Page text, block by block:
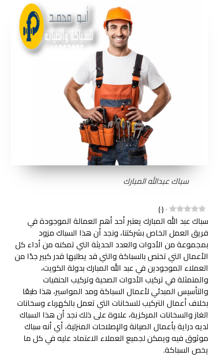
سباك عبدالله المبارك
٠(٠)
سباك عبد الله المبارك يعتبر أحد أهم العمالة الموجودة في
فريق العمل الخاص بشركتنا، ونجد أن هذا السباك مزود
بمجموعة من الأدوات والعدد الحديثة التي تمكنه من أداء كل
الأعمال التي تختص بالسباكة والتي قد يطلبها قدر كبير جدًا من
العملاء الموجودين في عبد الله المبارك بدولة الكويت،
والمتمثلة في تركيب الأدوات الصحية وتركيب الحنفيات
والتأسيس المبدئي لأعمال السباكة ومد المواسير، هذا طبعًا
بخلاف أعمال التركيب للسخانات التي تعمل بالكهرباء وسخانات
الغاز والسخانات المركزية، علاوة على ذلك نجد أن هذا السباك
لديه دراية بأعمال الصيانة والإصلاحات المنزلية، أي أنه سباك
موثوق فيه ويمكن لجميع العملاء الاعتماد عليه في كل ما
يخص السباكة.